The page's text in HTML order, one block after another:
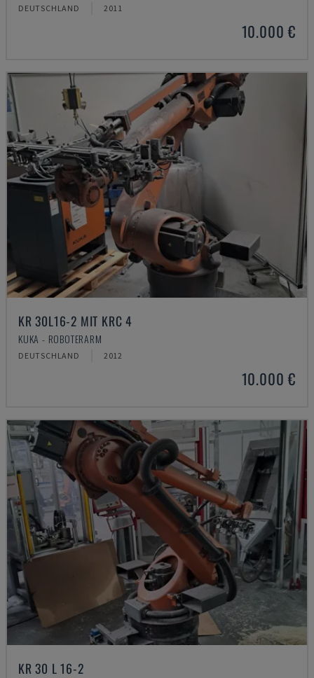
DEUTSCHLAND 2011
10.000 €
KR 30L16-2 MIT KRC 4
KUKA - ROBOTERARM
DEUTSCHLAND 2012
10.000 €
KR 30 L 16-2